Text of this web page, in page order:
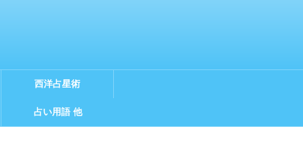
西洋占星術
占い用語 他